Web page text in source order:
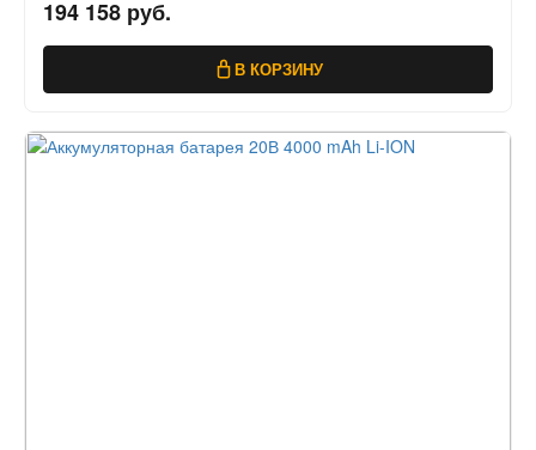
194 158 руб.
В КОРЗИНУ